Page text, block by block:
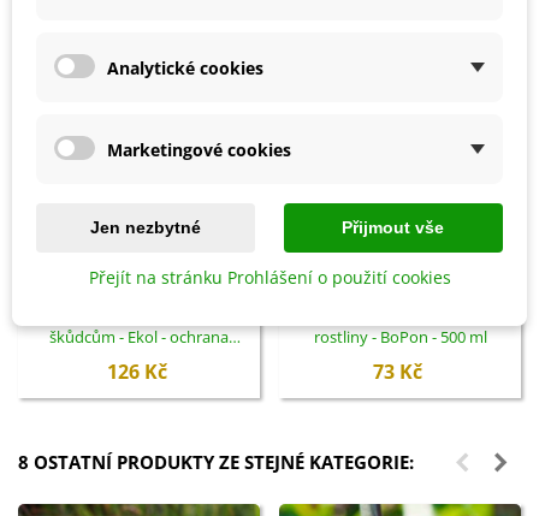
Přidat do košíku
škůdcům - Ekol - ochrana
126 Kč
Přidat do košíku
rostliny - BoPon - 500 ml
73 Kč
8 OSTATNÍ PRODUKTY ZE STEJNÉ KATEGORIE:
Analytické cookies
Marketingové cookies
Jen nezbytné Přijmout vše
Přejít na stránku Prohlášení o použití cookies